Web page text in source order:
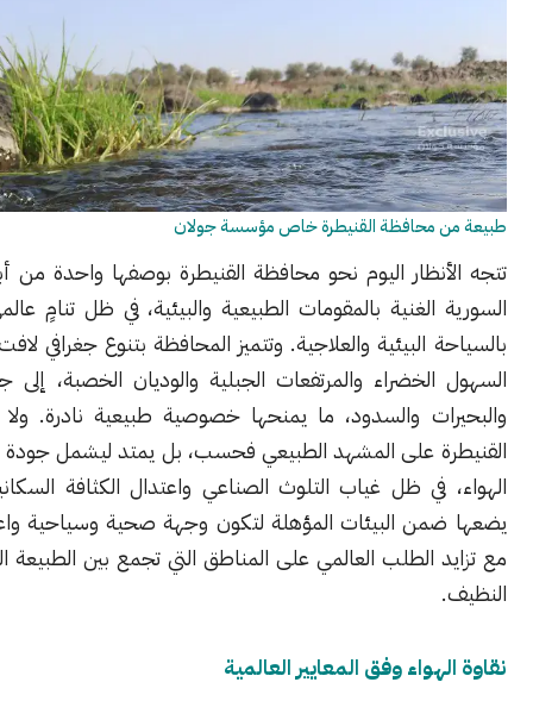
محافظة القنيطرة خاص مؤسسة جولان
اليوم نحو محافظة القنيطرة بوصفها واحدة من أبرز المناطق
الغنية بالمقومات الطبيعية والبيئية، في ظل تنامٍ عالمي للاهتمام
البيئية والعلاجية. وتتميز المحافظة بتنوع جغرافي لافت يجمع بين
والمرتفعات الجبلية والوديان الخصبة، إلى جانب الأنهار
والسدود، ما يمنحها خصوصية طبيعية نادرة. ولا يقتصر تميز
على المشهد الطبيعي فحسب، بل يمتد ليشمل جودة البيئة ونقاء
في ظل غياب التلوث الصناعي واعتدال الكثافة السكانية، وهو ما
البيئات المؤهلة لتكون وجهة صحية وسياحية واعدة، خاصة
الطلب العالمي على المناطق التي تجمع بين الطبيعة البكر والهواء
وفق المعايير العالمية